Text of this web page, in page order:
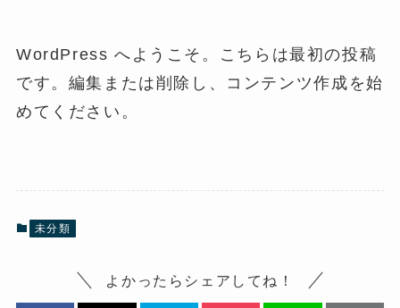
WordPress へようこそ。こちらは最初の投稿
です。編集または削除し、コンテンツ作成を始
めてください。
未分類
よかったらシェアしてね！